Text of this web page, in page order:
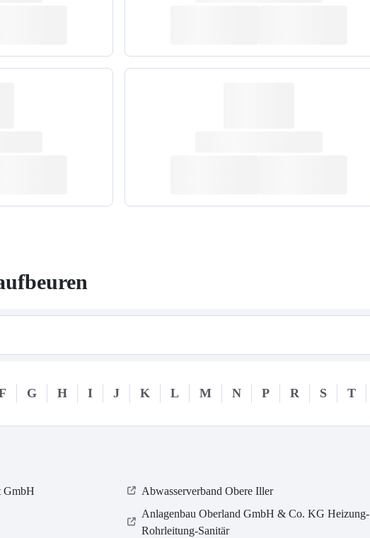
G H I J K L M N P R S T
GmbH Abwasserverband Obere Iller
Anlagenbau Oberland GmbH & Co. KG Heizung-
Rohrleitung-Sanitär